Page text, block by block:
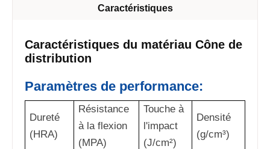
Caractéristiques
Caractéristiques du matériau Cône de
distribution
Paramètres de performance:
Dureté
(HRA)
Résistance
à la flexion
(MPA)
Touche à
l'impact
(J/cm²)
Densité
(g/cm³)